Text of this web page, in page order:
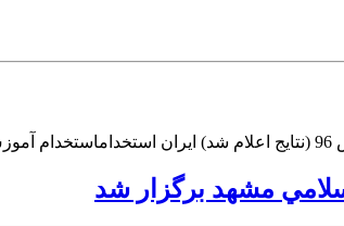
مشهد برگزار شد